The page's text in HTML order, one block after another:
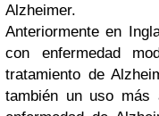
Alzheimer.
Anteriormente en
con enfermedad
tratamiento de
también un uso más